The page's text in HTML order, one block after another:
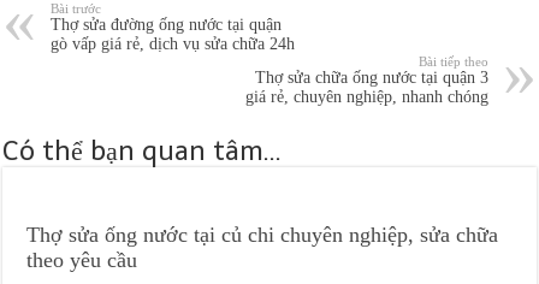
Bài trước
Thợ sửa đường ống nước tại quận
gò vấp giá rẻ, dịch vụ sửa chữa 24h
Bài tiếp theo
Thợ sửa chữa ống nước tại quận 3
giá rẻ, chuyên nghiệp, nhanh chóng
Có thể bạn quan tâm...
Thợ sửa ống nước tại củ chi chuyên nghiệp, sửa chữa
theo yêu cầu